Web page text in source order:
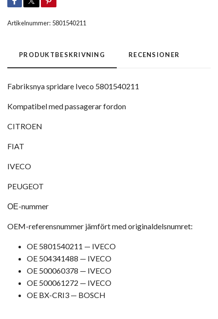
Artikelnummer: 5801540211
PRODUKTBESKRIVNING RECENSIONER
Fabriksnya spridare Iveco 5801540211
Kompatibel med passagerar fordon
CITROEN
FIAT
IVECO
PEUGEOT
ОЕ-nummer
OEM-referensnummer jämfört med originaldelsnumret:
OE 5801540211 — IVECO
OE 504341488 — IVECO
OE 500060378 — IVECO
OE 500061272 — IVECO
OE BX-CRI3 — BOSCH